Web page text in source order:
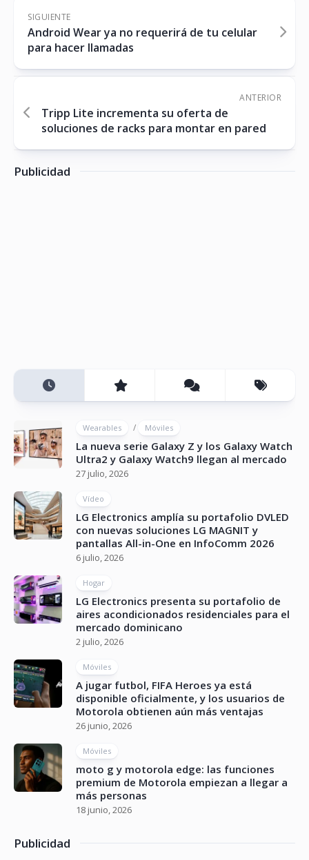
SIGUIENTE
Android Wear ya no requerirá de tu celular
para hacer llamadas
ANTERIOR
Tripp Lite incrementa su oferta de
soluciones de racks para montar en pared
Publicidad
Wearables / Móviles
La nueva serie Galaxy Z y los Galaxy Watch
Ultra2 y Galaxy Watch9 llegan al mercado
27 julio, 2026
Vídeo
LG Electronics amplía su portafolio DVLED
con nuevas soluciones LG MAGNIT y
pantallas All-in-One en InfoComm 2026
6 julio, 2026
Hogar
LG Electronics presenta su portafolio de
aires acondicionados residenciales para el
mercado dominicano
2 julio, 2026
Móviles
A jugar futbol, FIFA Heroes ya está
disponible oficialmente, y los usuarios de
Motorola obtienen aún más ventajas
26 junio, 2026
Móviles
moto g y motorola edge: las funciones
premium de Motorola empiezan a llegar a
más personas
18 junio, 2026
Publicidad